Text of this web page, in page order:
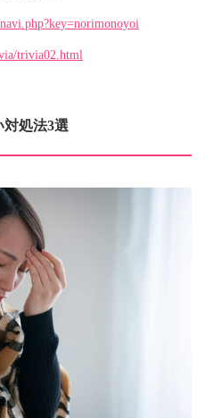
trivia02.html
処法3選